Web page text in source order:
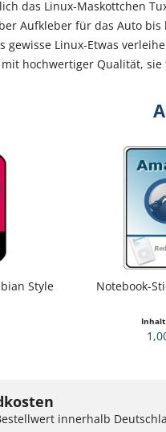
das Linux-Maskottchen
Aufkleber für das Auto bis
gewisse Linux-Etwas
hochwertiger Qualität,
Notebook-Sticker - Amarok
innerhalb